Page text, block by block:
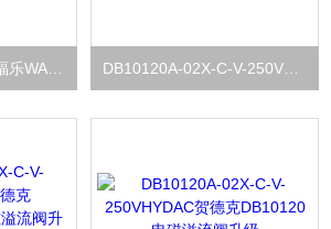
SIS45V-G24瑞士万福乐WANDFLUTH电磁阀线圈SIS45V DB10120A-02X-C-V-250VHYDAC贺德克电磁溢流阀DB10120A-02X-C-V